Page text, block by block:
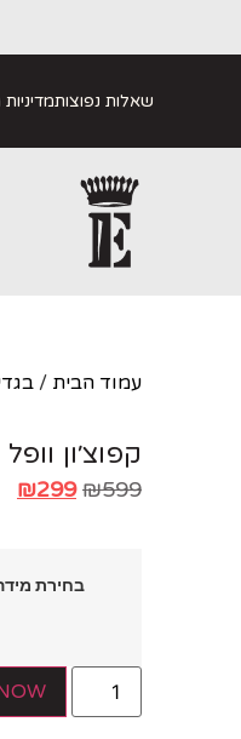
שאלות נפוצות
עמוד הבית /
קפוצ׳ון
₪599
₪299
בחירת